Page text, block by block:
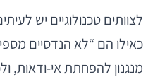
לצוותים טכנולוגיים יש
כאילו הם “לא הנדסיים
מנגנון להפחתת אי-ודאות,